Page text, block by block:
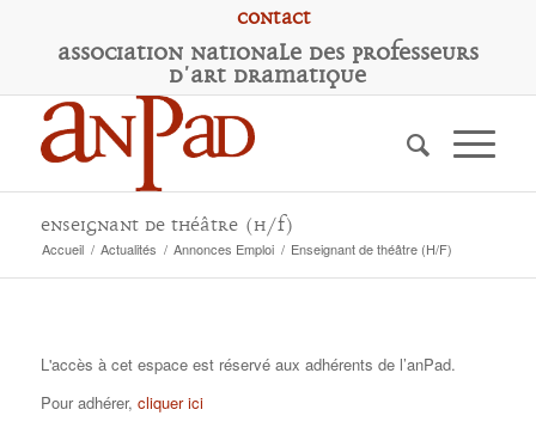
Contact
Association Nationale des Professeurs
d'Art Dramatique
Enseignant de théâtre (H/F)
Accueil / Actualités / Annonces Emploi / Enseignant de théâtre (H/F)
L'accès à cet espace est réservé aux adhérents de l’anPad.
Pour adhérer, cliquer ici